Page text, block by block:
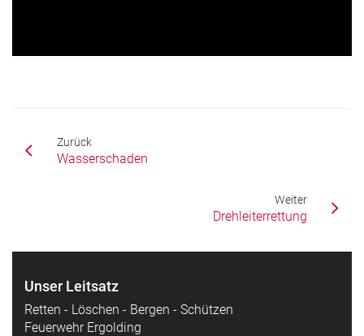
Zurück
Wasserschaden
Weiter
Drehleiterrettung
Unser Leitsatz
Retten - Löschen - Bergen - Schützen
Feuerwehr Ergolding